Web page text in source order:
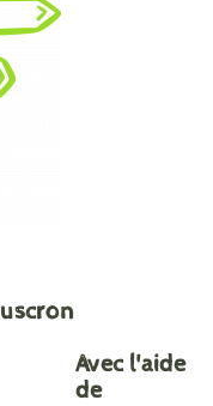
Avec l'aide
de